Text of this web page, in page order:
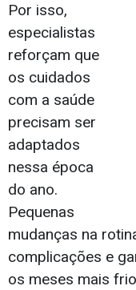
Por isso,
especialistas
reforçam que
os cuidados
com a saúde
precisam ser
adaptados
nessa época
do ano.
Pequenas
mudanças na
complicações e
os meses mais